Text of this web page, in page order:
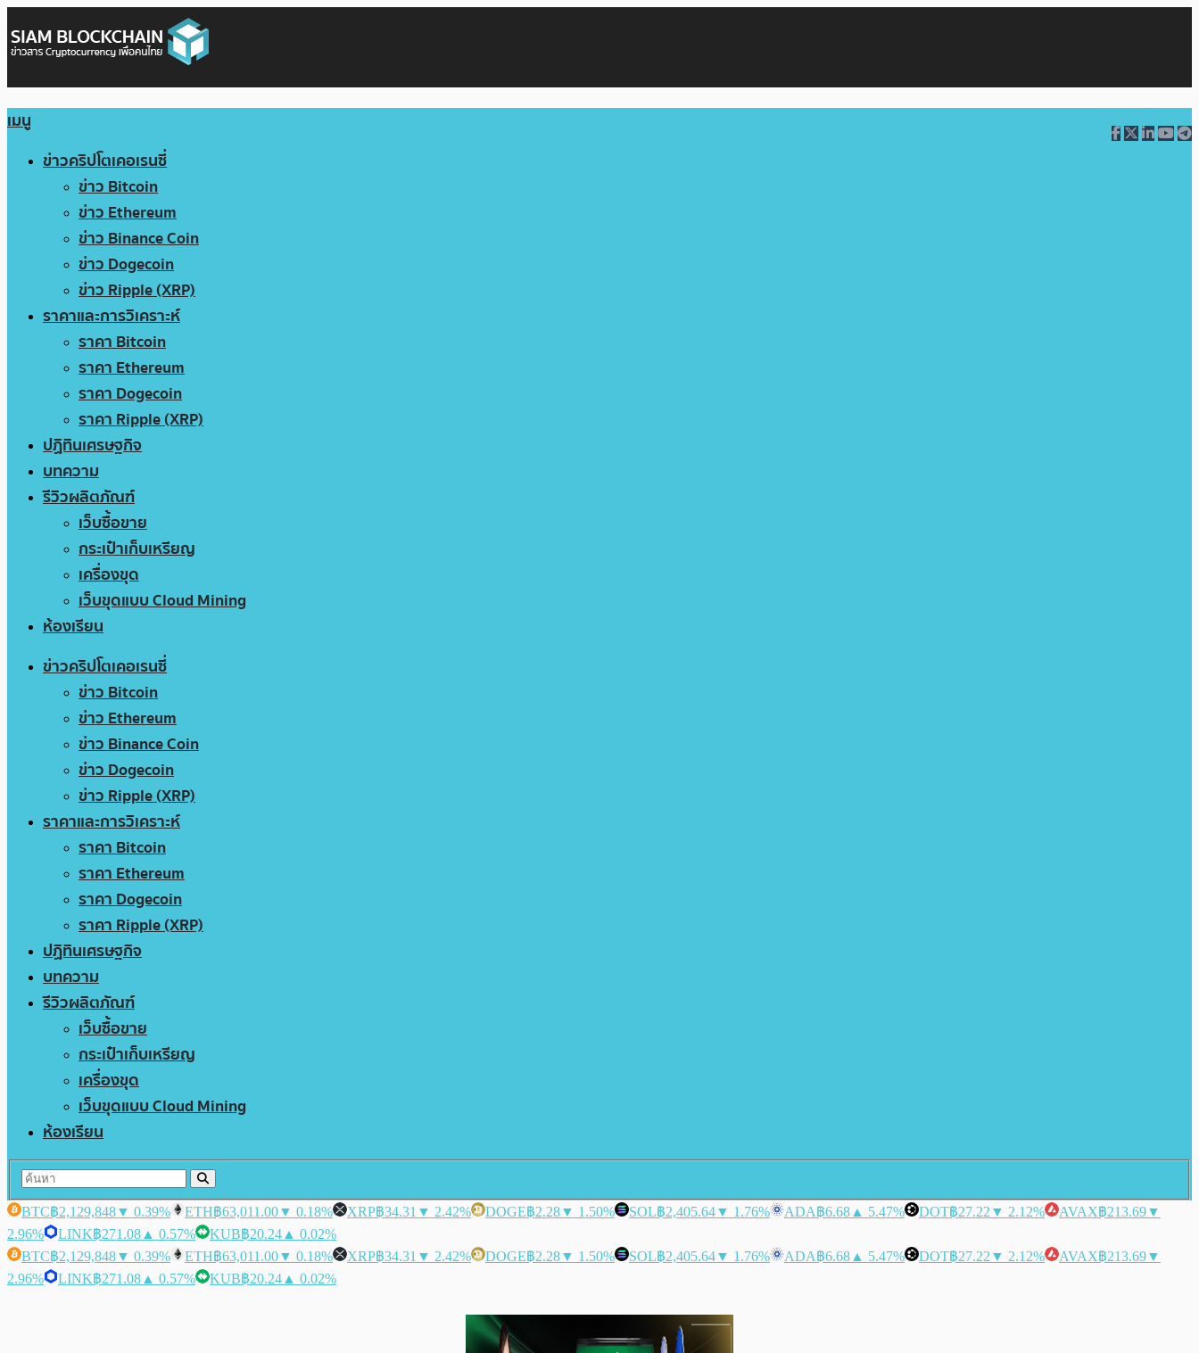
เมนู
ข่าวคริปโตเคอเรนซี่
ข่าว Bitcoin
ข่าว Ethereum
ข่าว Binance Coin
ข่าว Dogecoin
ข่าว Ripple (XRP)
ราคาและการวิเคราะห์
ราคา Bitcoin
ราคา Ethereum
ราคา Dogecoin
ราคา Ripple (XRP)
ปฏิทินเศรษฐกิจ
บทความ
รีวิวผลิตภัณฑ์
เว็บซื้อขาย
กระเป๋าเก็บเหรียญ
เครื่องขุด
เว็บขุดแบบ Cloud Mining
ห้องเรียน
ข่าวคริปโตเคอเรนซี่
ข่าว Bitcoin
ข่าว Ethereum
ข่าว Binance Coin
ข่าว Dogecoin
ข่าว Ripple (XRP)
ราคาและการวิเคราะห์
ราคา Bitcoin
ราคา Ethereum
ราคา Dogecoin
ราคา Ripple (XRP)
ปฏิทินเศรษฐกิจ
บทความ
รีวิวผลิตภัณฑ์
เว็บซื้อขาย
กระเป๋าเก็บเหรียญ
เครื่องขุด
เว็บขุดแบบ Cloud Mining
ห้องเรียน
BTC฿2,129,848▼ 0.39% ETH฿63,011.00▼ 0.18% XRP฿34.31 ▼ 2.42% DOGE฿2.28▼ 1.50% SOL฿2,405.64▼ 1.76% ADA฿6.68 ▲ 5.47% DOT฿27.22 ▼ 2.12% AVAX฿213.69▼
2.96%
LINK฿271.08 ▲ 0.57% KUB฿20.24 ▲ 0.02%
BTC฿2,129,848▼ 0.39% ETH฿63,011.00▼ 0.18% XRP฿34.31 ▼ 2.42% DOGE฿2.28▼ 1.50% SOL฿2,405.64▼ 1.76% ADA฿6.68 ▲ 5.47% DOT฿27.22 ▼ 2.12% AVAX฿213.69▼
2.96%
LINK฿271.08 ▲ 0.57% KUB฿20.24 ▲ 0.02%